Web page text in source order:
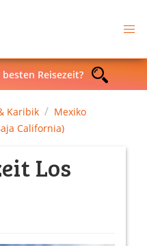
Karibik
Mexiko
California)
Los
Reisezeit?